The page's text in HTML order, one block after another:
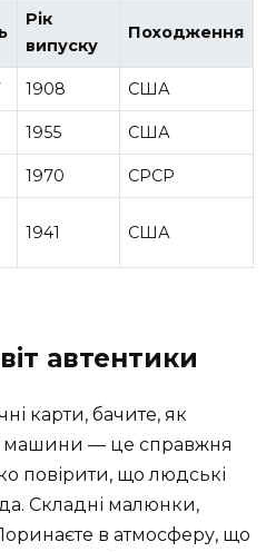
Рік
випуску
Походження
1908 США
1955 США
1970 СРСР
1941 США
автентики
карти, бачите, як
машини — це справжня
повірити, що людські
Складні малюнки,
в атмосферу, що